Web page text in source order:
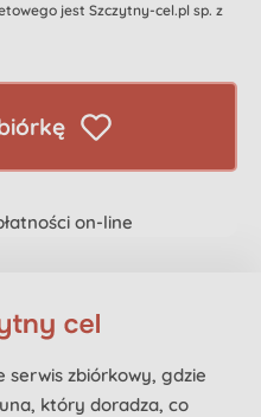
jest Szczytny-cel.pl sp. z
on-line
serwis zbiórkowy, gdzie
który doradza, co